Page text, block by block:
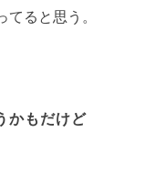
ると思う。
かもだけど